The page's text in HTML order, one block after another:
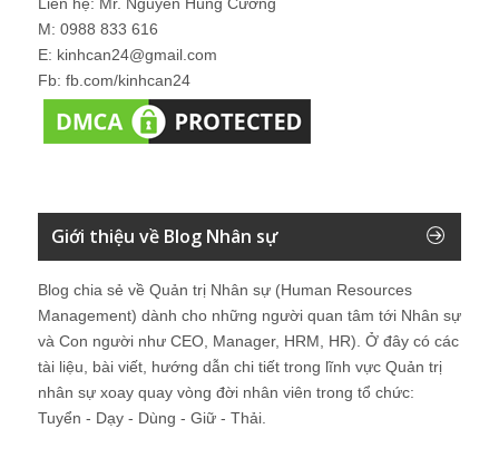
M: 0988 833 616
E: kinhcan24@gmail.com
Fb: fb.com/kinhcan24
Giới thiệu về Blog Nhân sự
Blog chia sẻ về Quản trị Nhân sự (Human Resources
Management) dành cho những người quan tâm tới Nhân sự
và Con người như CEO, Manager, HRM, HR). Ở đây có các
tài liệu, bài viết, hướng dẫn chi tiết trong lĩnh vực Quản trị
nhân sự xoay quay vòng đời nhân viên trong tổ chức:
Tuyển - Dạy - Dùng - Giữ - Thải.